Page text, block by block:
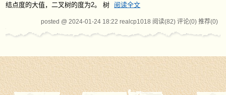
结点度的大值，二叉树的度为2。 树
阅读全文
posted @ 2024-01-24 18:22 realcp1018 阅读(82) 评论(0) 推荐(0)